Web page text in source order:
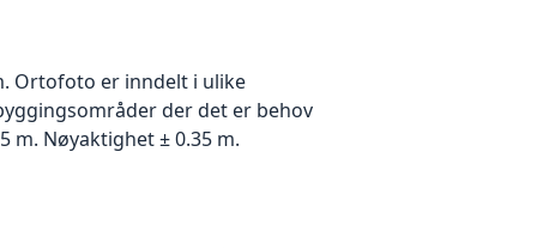
Ortofoto er inndelt i ulike
der det er behov
m. Nøyaktighet ± 0.35 m.